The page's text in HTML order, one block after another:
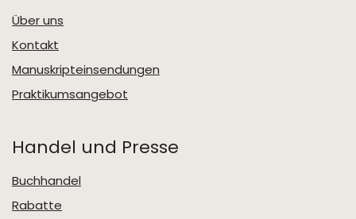
Über uns
Kontakt
Manuskripteinsendungen
Praktikumsangebot
Handel und Presse
Buchhandel
Rabatte